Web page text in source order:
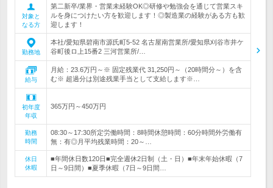
対象と
なる方
第二新卒/業界・営業未経験OK◎研修や勉強会を通じて営業スキ
ルを身につけたい方を歓迎します！◎製造業の経験がある方も歓
迎します！
勤務地
本社/愛知県碧南市源氏町5-52 名古屋南営業所/愛知県刈谷市井ケ
谷町後ロ上15番2 三河営業所/…
給与
月給：23.6万円～※ 固定残業代 31,250円～（20時間分～）を含
む※ 超過分は別途残業手当として支給します※…
初年度
年収
365万円～450万円
勤務
時間
08:30～17:30所定労働時間：8時間休憩時間：60分時間外労働有
無：有◎月平均残業時間：20～…
休日
休暇
■年間休日数120日■完全週休2日制（土・日）■年末年始休暇（7
日～9日間）■夏季休暇（7日～9日間…